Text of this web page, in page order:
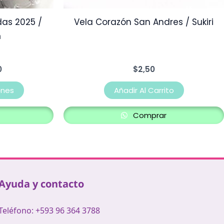
2025 /
la
página
Vela Corazón San Andres / Sukiri
$2,50
Añadir Al Carrito
Comprar
y contacto
+593 96 364 3788